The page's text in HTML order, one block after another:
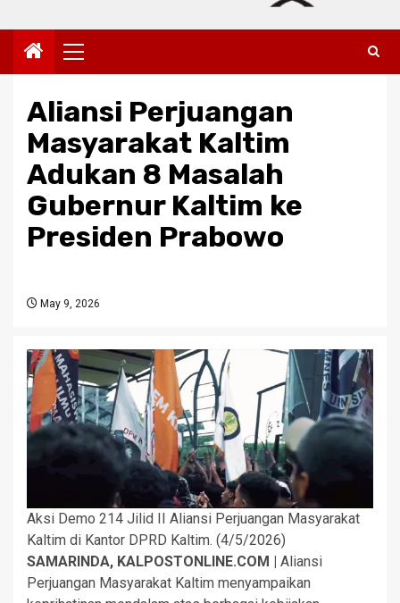
Primary
Menu
Aliansi Perjuangan
Masyarakat Kaltim
Adukan 8 Masalah
Gubernur Kaltim ke
Presiden Prabowo
May 9, 2026
Aksi Demo 214 Jilid II Aliansi Perjuangan Masyarakat
Kaltim di Kantor DPRD Kaltim. (4/5/2026)
SAMARINDA, KALPOSTONLINE.COM |
Aliansi
Perjuangan Masyarakat Kaltim menyampaikan